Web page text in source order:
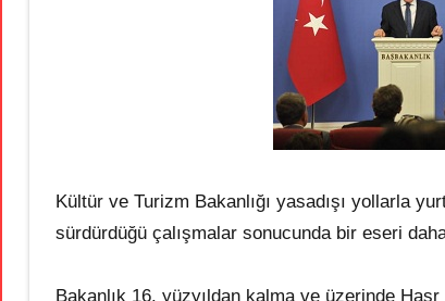
Kültür ve Turizm Bakanlığı yasadışı yollarla
sürdürdüğü çalışmalar sonucunda bir eseri
Bakanlık 16. yüzyıldan kalma ve üzerinde